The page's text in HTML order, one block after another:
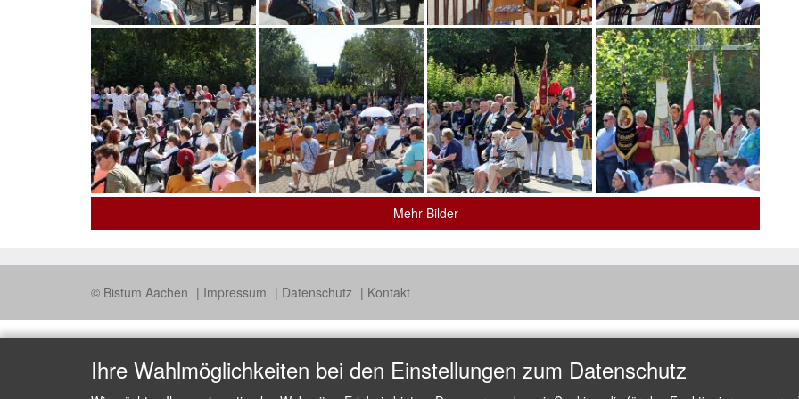
Mehr Bilder
© Bistum Aachen Impressum Datenschutz Kontakt
Ihre Wahlmöglichkeiten bei den Einstellungen zum Datenschutz